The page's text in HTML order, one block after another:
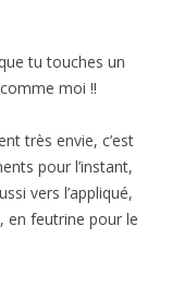
tu touches un
moi !!
très envie, c’est
pour l’instant,
vers l’appliqué,
en feutrine pour le